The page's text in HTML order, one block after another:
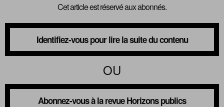
Cet article est réservé aux abonnés.
Identifiez-vous pour lire la suite du contenu
OU
Abonnez-vous à la revue Horizons publics